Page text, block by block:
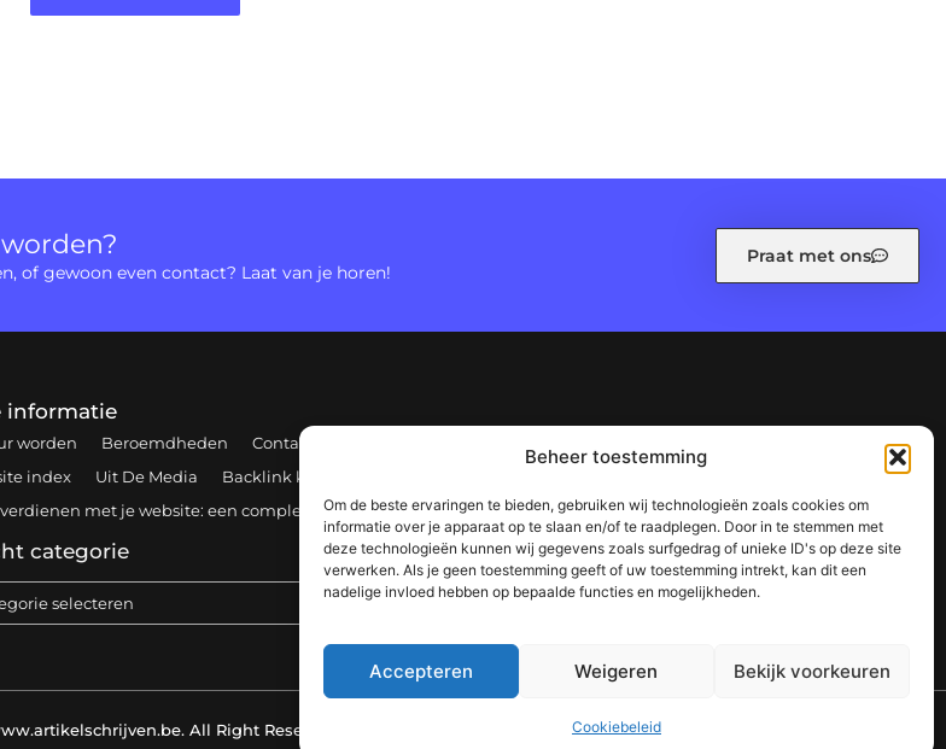
Beheer toestemming
Om de beste ervaringen te bieden, gebruiken wij technologieën zoals cookies om
informatie over je apparaat op te slaan en/of te raadplegen. Door in te stemmen met
deze technologieën kunnen wij gegevens zoals surfgedrag of unieke ID's op deze site
verwerken. Als je geen toestemming geeft of uw toestemming intrekt, kan dit een
nadelige invloed hebben op bepaalde functies en mogelijkheden.
Accepteren Weigeren Bekijk voorkeuren
Cookiebeleid
TOP
of gewoon even contact? Laat van je horen!
Praat met ons
informatie
worden Beroemdheden Contact
index
Uit De Media
Backlink kopen: hoe en waarom het jouw website kan laten groeien
met je website: een complete gids voor succes
categorie
All Right Reserved.​